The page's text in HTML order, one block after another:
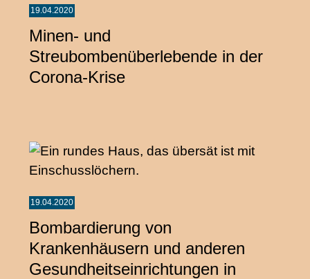
19.04.2020
Minen- und
Streubombenüberlebende in der
Corona-Krise
19.04.2020
Bombardierung von
Krankenhäusern und anderen
Gesundheitseinrichtungen in